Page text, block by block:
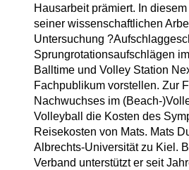
Hausarbeit prämiert. In
seiner wissenschaftlichen
Untersuchung
Sprungrotationsaufschlägen
Balltime und Volley Station
Fachpublikum vorstellen. Zur
Nachwuchses im (Beach-
Volleyball die Kosten des
Reisekosten von Mats. Mats
Albrechts-Universität zu Kiel.
Verband unterstützt er seit